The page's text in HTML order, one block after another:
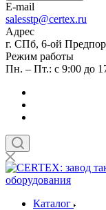
E-mail
salesstp@certex.ru
Адрес
г. СПб, 6-ой
Режим работы
Пн. – Пт.: с 9:00 до
Каталог